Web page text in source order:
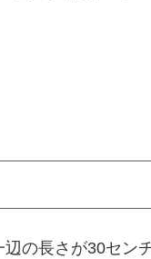
の長さが30セ